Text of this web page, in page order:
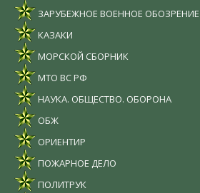
ЗАРУБЕЖНОЕ ВОЕННОЕ ОБОЗРЕНИЕ
КАЗАКИ
МОРСКОЙ СБОРНИК
МТО ВС РФ
НАУКА. ОБЩЕСТВО. ОБОРОНА
ОБЖ
ОРИЕНТИР
ПОЖАРНОЕ ДЕЛО
ПОЛИТРУК